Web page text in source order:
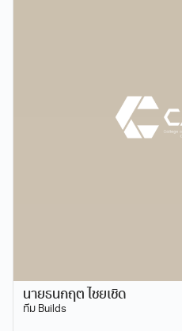
นายธนกฤต ไชยเชิด
ทีม Builds